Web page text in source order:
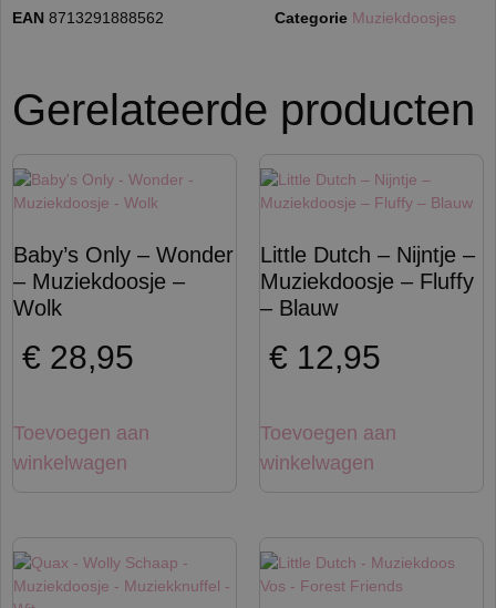
EAN 8713291888562 Categorie Muziekdoosjes
Gerelateerde producten
Baby’s Only – Wonder
– Muziekdoosje –
Wolk
€ 28,95
Toevoegen aan
winkelwagen
Little Dutch – Nijntje –
Muziekdoosje – Fluffy
– Blauw
€ 12,95
Toevoegen aan
winkelwagen